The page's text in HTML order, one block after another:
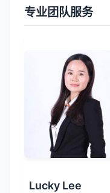
专业团队服务
Lucky Lee